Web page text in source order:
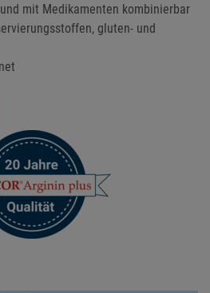
mit Medikamenten kombinierbar
gluten- und